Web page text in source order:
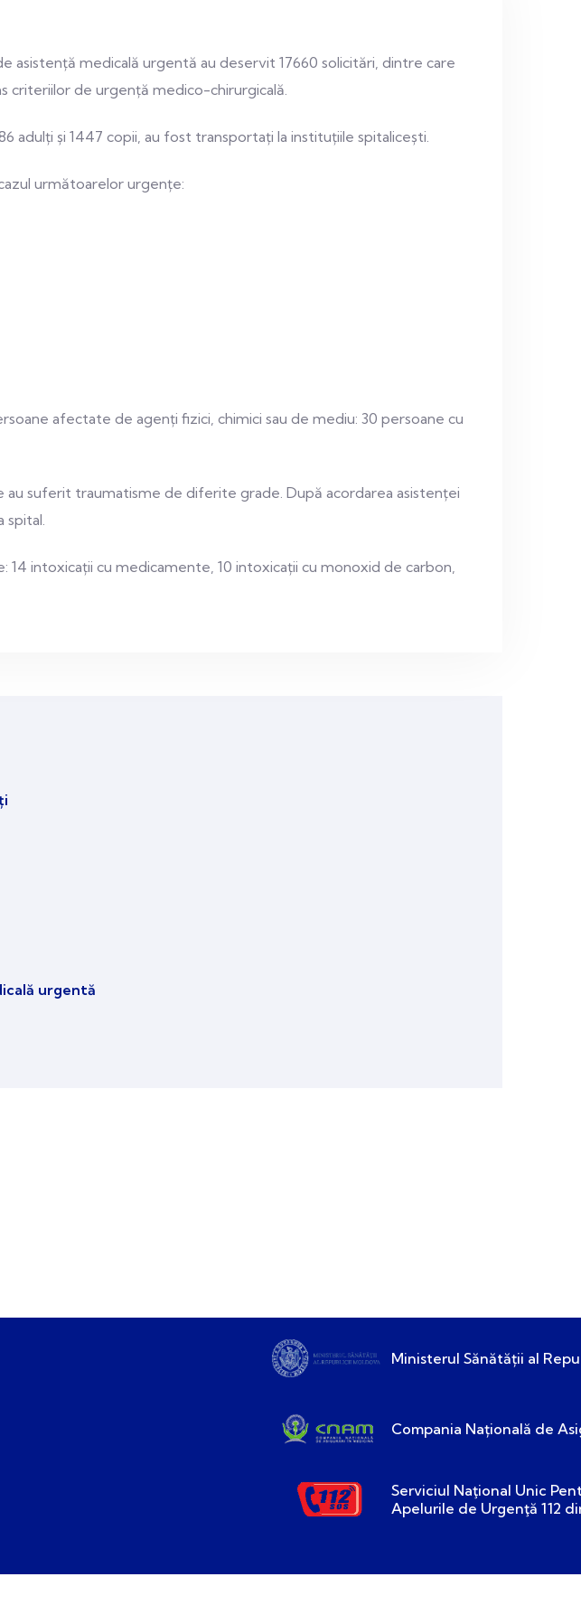
asistență medicală urgentă au deservit 17660 solicitări, dintre care
criteriilor de urgență medico-chirurgicală.
adulți și 1447 copii, au fost transportați la instituțiile spitalicești.
următoarelor urgențe:
afectate de agenți fizici, chimici sau de mediu: 30 persoane cu
suferit traumatisme de diferite grade. După acordarea asistenței
intoxicații cu medicamente, 10 intoxicații cu monoxid de carbon,
urgentă
Ministerul Sănătății al
Compania Națională de
Serviciul Naţional Unic
Apelurile de Urgenţă 112